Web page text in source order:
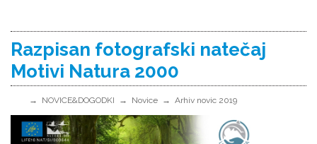
Razpisan fotografski natečaj
Motivi Natura 2000
NOVICE&DOGODKI Novice Arhiv novic 2019